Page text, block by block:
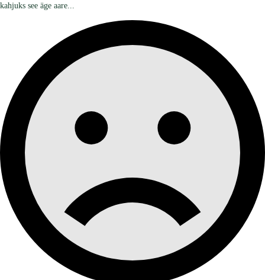
kahjuks see äge aare...